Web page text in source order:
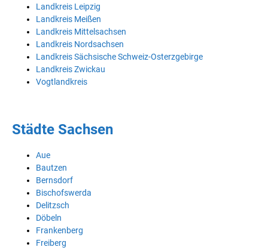
Landkreis Leipzig
Landkreis Meißen
Landkreis Mittelsachsen
Landkreis Nordsachsen
Landkreis Sächsische Schweiz-Osterzgebirge
Landkreis Zwickau
Vogtlandkreis
Städte Sachsen
Aue
Bautzen
Bernsdorf
Bischofswerda
Delitzsch
Döbeln
Frankenberg
Freiberg